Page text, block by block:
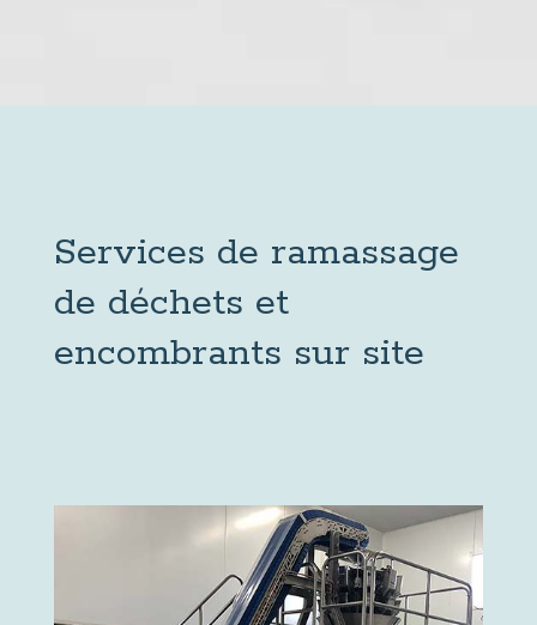
Services de ramassage
de déchets et
encombrants sur site